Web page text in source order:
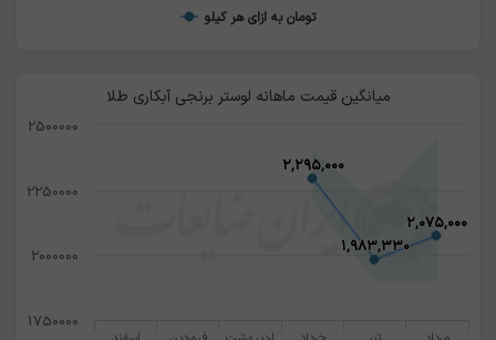
تومان به ازای هر کیلو
میانگین قیمت ماهانه لوستر برنجی آبکاری طلا
۲,۲۹۵,۰۰۰
۲,۲۹۵,۰۰۰
۱,۹۸۳,۳۳۰
۱,۹۸۳,۳۳۰
۲,۰۷۵,۰۰۰
۲,۰۷۵,۰۰۰
1750000
2000000
2250000
2500000